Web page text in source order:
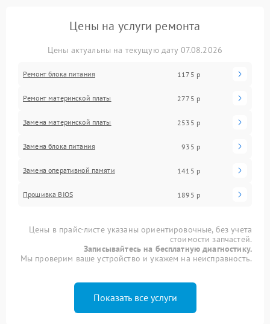
Цены на услуги ремонта
Цены актуальны на текущую дату 07.08.2026
Ремонт блока питания 1175 р
Ремонт материнской платы 2775 р
Замена материнской платы 2535 р
Замена блока питания 935 р
Замена оперативной памяти 1415 р
Прошивка BIOS 1895 р
Цены в прайс-листе указаны ориентировочные, без учета
стоимости запчастей.
Записывайтесь на бесплатную диагностику.
Мы проверим ваше устройство и укажем на неисправность.
Показать все услуги